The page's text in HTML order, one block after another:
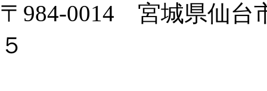
〒984-0014 宮城県仙台
５